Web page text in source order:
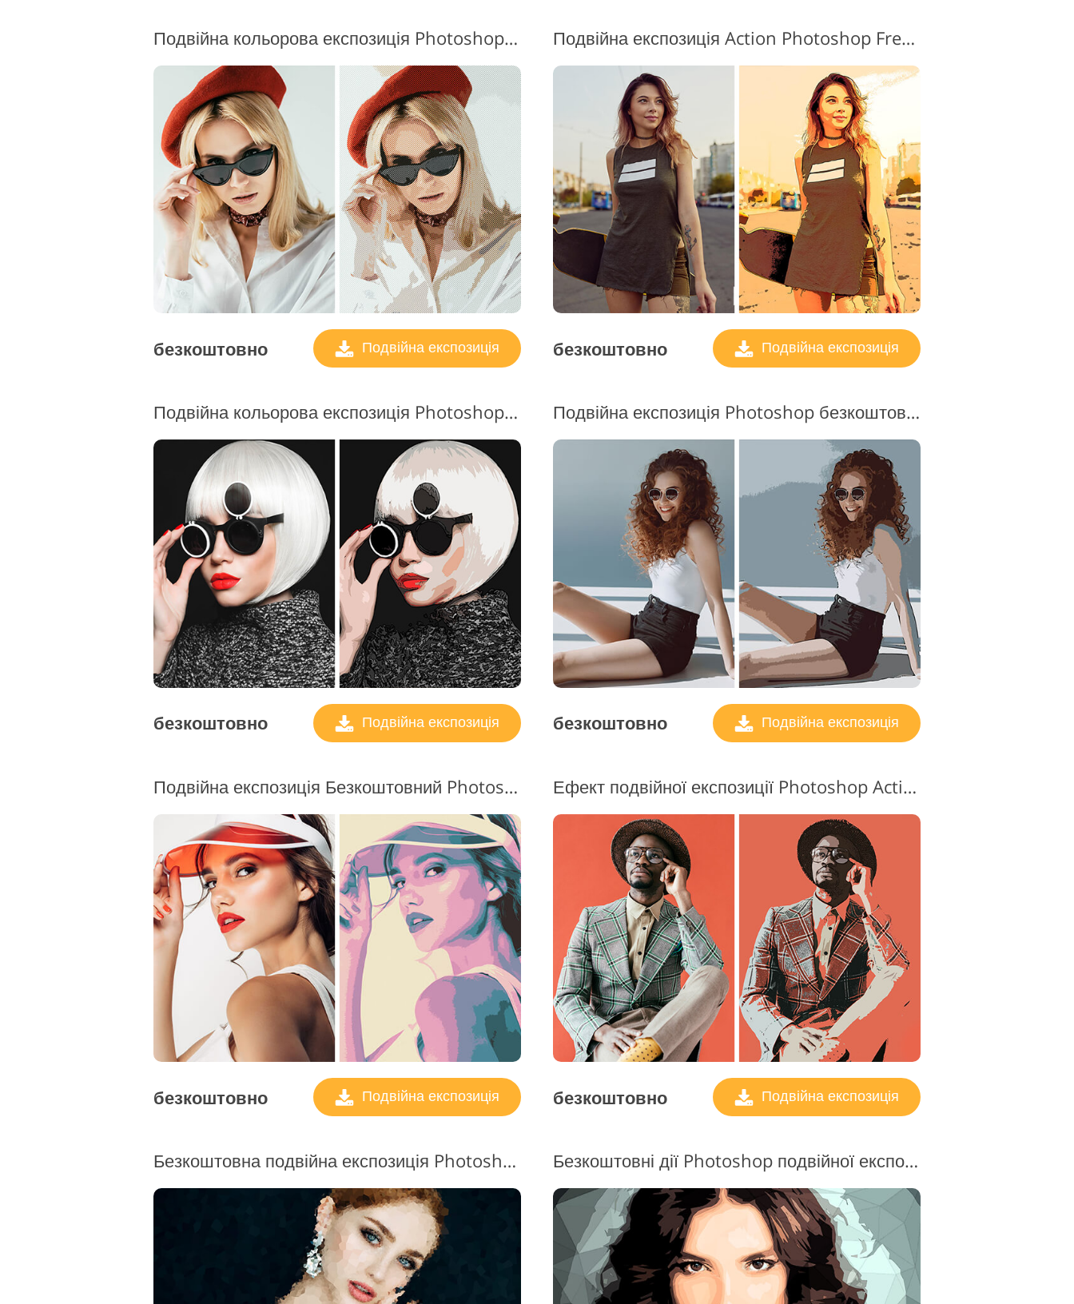
Подвійна кольорова експозиція Photoshop Action #7 "Dispersion Effect"
безкоштовно Подвійна експозиція
Подвійна експозиція Action Photoshop Free #8 "Dispersion Effect"
безкоштовно Подвійна експозиція
Подвійна кольорова експозиція Photoshop Action Free #9 "Dispersion Effect"
безкоштовно Подвійна експозиція
Подвійна експозиція Photoshop безкоштовно #10 "Bengal Light"
безкоштовно Подвійна експозиція
Подвійна експозиція Безкоштовний Photoshop Екшн #11 "Magic Effect"
безкоштовно Подвійна експозиція
Ефект подвійної експозиції Photoshop Action #12 "Stars Shine"
безкоштовно Подвійна експозиція
Безкоштовна подвійна експозиція Photoshop Actions #13 "Abstract" Безкоштовні дії Photoshop подвійної експозиції #14 "Geometry"